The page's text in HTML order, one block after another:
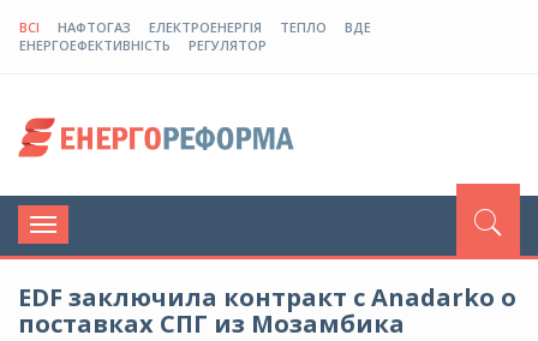
ВСІ НАФТОГАЗ ЕЛЕКТРОЕНЕРГІЯ ТЕПЛО
ВДЕ
ЕНЕРГОЕФЕКТИВНІСТЬ
РЕГУЛЯТОР
Toggle
navigation
EDF заключила контракт с Anadarko о
поставках СПГ из Мозамбика